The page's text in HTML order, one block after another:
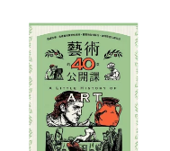
點選「瀏覽訂單明細」
貨。
付款方式
Payment